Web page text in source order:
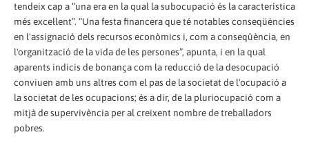
tendeix cap a “una era en la qual la subocupació és la característica
més excel·lent”. “Una festa financera que té notables conseqüències
en l'assignació dels recursos econòmics i, com a conseqüència, en
l'organització de la vida de les persones”, apunta, i en la qual
aparents indicis de bonança com la reducció de la desocupació
conviuen amb uns altres com el pas de la societat de l'ocupació a
la societat de les ocupacions; és a dir, de la pluriocupació com a
mitjà de supervivència per al creixent nombre de treballadors
pobres.